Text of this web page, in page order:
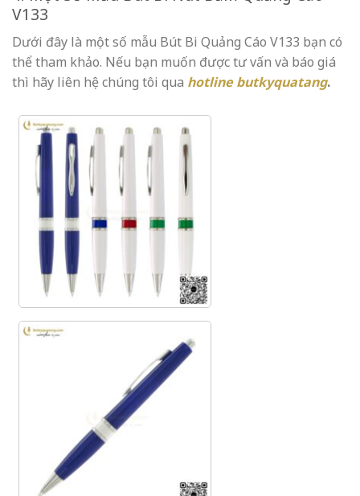
V133
Dưới đây là một số mẫu Bút Bi Quảng Cáo V133 bạn có
thể tham khảo. Nếu bạn muốn được tư vấn và báo giá
thì hãy liên hệ chúng tôi qua hotline butkyquatang.